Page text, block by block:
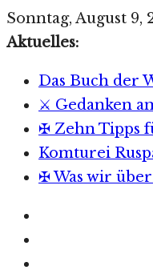
Zum
Inhalt
Sonntag, August 9,
Aktuelles:
Das Buch der
⚔️ Gedanken
✠ Zehn Tipps
Komturei
✠ Was wir über